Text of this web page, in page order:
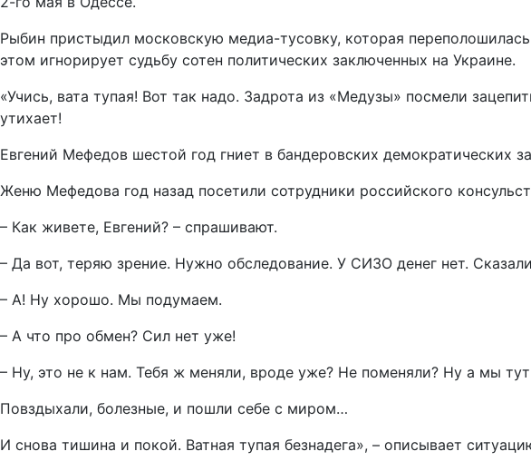
Рыбин пристыдил московскую медиа-тусовку, которая
этом игнорирует судьбу сотен политических заключенных на Украине.
«Учись, вата тупая! Вот так надо. Задрота из «Медузы» посмели
утихает!
Евгений Мефедов шестой год гниет в бандеровских демократических
Женю Мефедова год назад посетили сотрудники российского
– Как живете, Евгений? – спрашивают.
– Да вот, теряю зрение. Нужно обследование. У СИЗО денег нет.
– А! Ну хорошо. Мы подумаем.
– А что про обмен? Сил нет уже!
– Ну, это не к нам. Тебя ж меняли, вроде уже? Не поменяли? Ну а мы
Повздыхали, болезные, и пошли себе с миром…
И снова тишина и покой. Ватная тупая безнадега», – описывает